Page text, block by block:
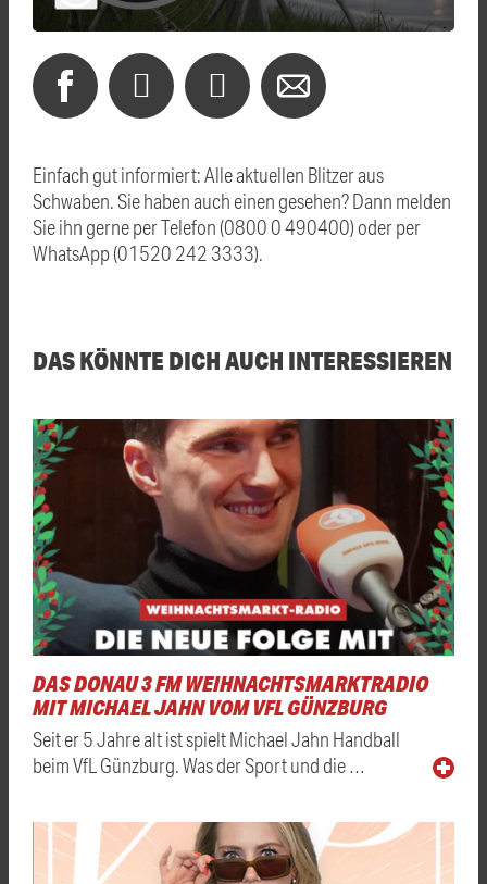
Einfach gut informiert: Alle aktuellen Blitzer aus
Schwaben. Sie haben auch einen gesehen? Dann melden
Sie ihn gerne per Telefon (0800 0 490400) oder per
WhatsApp (01520 242 3333).
DAS KÖNNTE DICH AUCH INTERESSIEREN
DAS DONAU 3 FM WEIHNACHTSMARKTRADIO
MIT MICHAEL JAHN VOM VFL GÜNZBURG
Seit er 5 Jahre alt ist spielt Michael Jahn Handball
beim VfL Günzburg. Was der Sport und die …